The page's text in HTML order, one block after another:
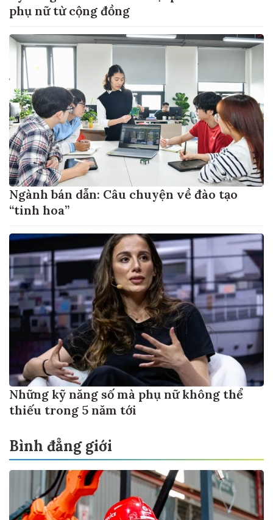
phụ nữ từ cộng đồng
Ngành bán dẫn: Câu chuyện về đào tạo
“tinh hoa”
Những kỹ năng số mà phụ nữ không thể
thiếu trong 5 năm tới
Bình đẳng giới